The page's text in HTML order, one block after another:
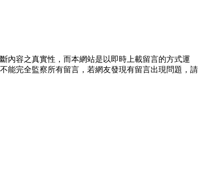
內容之真實性，而本網站是以即時上載留言的方式運
能完全監察所有留言，若網友發現有留言出現問題，請